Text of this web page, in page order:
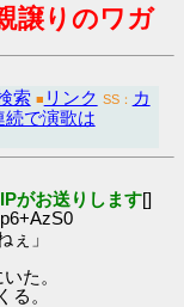
譲りのワガ
索 ■ リンク SS： カ
続で演歌は
がお送りします[]
ぇ」
た。
る。